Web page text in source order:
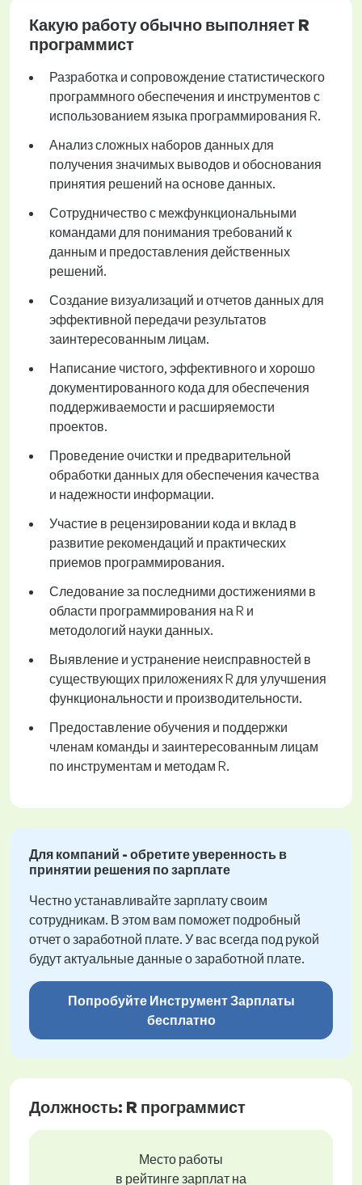
Какую работу обычно выполняет R
программист
Разработка и сопровождение статистического
программного обеспечения и инструментов с
использованием языка программирования R.
Анализ сложных наборов данных для
получения значимых выводов и обоснования
принятия решений на основе данных.
Сотрудничество с межфункциональными
командами для понимания требований к
данным и предоставления действенных
решений.
Создание визуализаций и отчетов данных для
эффективной передачи результатов
заинтересованным лицам.
Написание чистого, эффективного и хорошо
документированного кода для обеспечения
поддерживаемости и расширяемости
проектов.
Проведение очистки и предварительной
обработки данных для обеспечения качества
и надежности информации.
Участие в рецензировании кода и вклад в
развитие рекомендаций и практических
приемов программирования.
Следование за последними достижениями в
области программирования на R и
методологий науки данных.
Выявление и устранение неисправностей в
существующих приложениях R для улучшения
функциональности и производительности.
Предоставление обучения и поддержки
членам команды и заинтересованным лицам
по инструментам и методам R.
Для компаний - обретите уверенность в
принятии решения по зарплате
Честно устанавливайте зарплату своим
сотрудникам. В этом вам поможет подробный
отчет о заработной плате. У вас всегда под рукой
будут актуальные данные о заработной плате.
Попробуйте Инструмент Зарплаты
бесплатно
Должность: R программист
Место работы
в рейтинге зарплат на